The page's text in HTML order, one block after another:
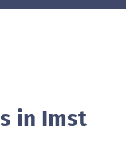
in Imst